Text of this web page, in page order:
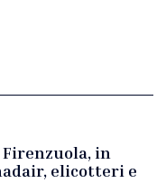
in
elicotteri e